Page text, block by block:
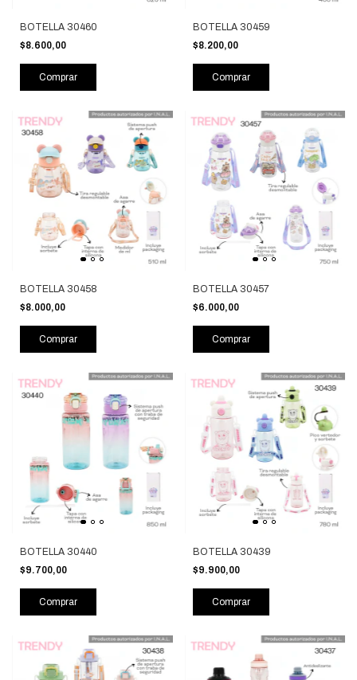
BOTELLA 30460
$8.600,00
Comprar
BOTELLA 30459
$8.200,00
Comprar
BOTELLA 30458
$8.000,00
Comprar
BOTELLA 30457
$6.000,00
Comprar
BOTELLA 30440
$9.700,00
Comprar
BOTELLA 30439
$9.900,00
Comprar